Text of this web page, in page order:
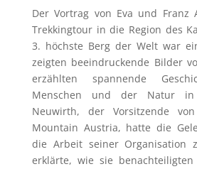
Der Vortrag von Eva und Franz
Trekkingtour in die Region des
3. höchste Berg der Welt war
zeigten beeindruckende Bilder
erzählten spannende
Menschen und der Natur in
Neuwirth, der Vorsitzende
Mountain Austria, hatte die
die Arbeit seiner Organisation
erklärte, wie sie